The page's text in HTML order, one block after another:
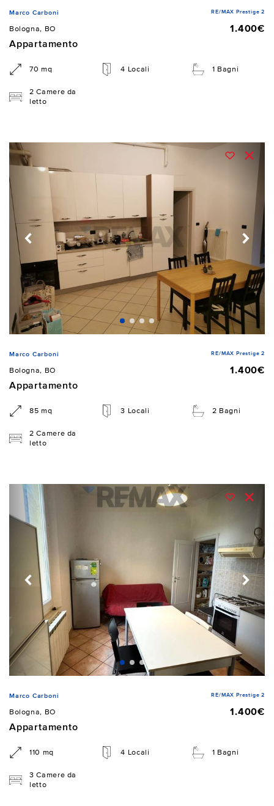
Marco Carboni RE/MAX Prestige 2
Bologna, BO
1.400€
Appartamento
70 mq 4 Locali 1 Bagni
2 Camere da
letto
Marco Carboni RE/MAX Prestige 2
Bologna, BO
1.400€
Appartamento
85 mq 3 Locali 2 Bagni
2 Camere da
letto
Marco Carboni RE/MAX Prestige 2
Bologna, BO
1.400€
Appartamento
110 mq 4 Locali 1 Bagni
3 Camere da
letto